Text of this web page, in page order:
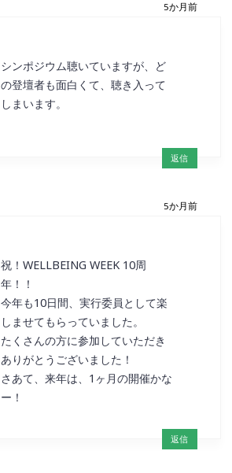
5か月前
シンポジウム聴いていますが、ど
の登壇者も面白くて、聴き入って
しまいます。
返信
5か月前
祝！WELLBEING WEEK 10周
年！！
今年も10日間、実行委員として楽
しませてもらっていました。
たくさんの方に参加していただき
ありがとうございました！
さあて、来年は、1ヶ月の開催かな
ー！
返信